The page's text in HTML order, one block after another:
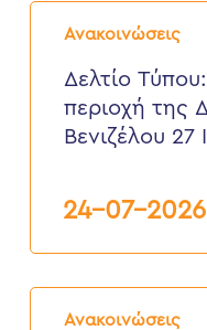
2026Ανακοινώσεις
Δελτίο
Τύπου:
νερού
περιοχή
2026
Δελτίο
περιοχή της
Βενιζέλου 27
24-07-2026
Ανακοινώσεις
Δελτίο
Τύπου: